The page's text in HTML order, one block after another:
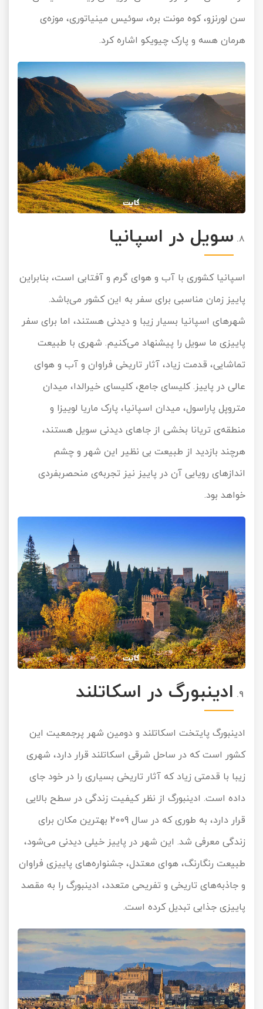
سن لورنزو، کوه مونت بره، سوئیس مینیاتوری، موزه‌ی
هرمان هسه و پارک چیویکو اشاره کرد.
سویل در اسپانیا
اسپانیا کشوری با آب و هوای گرم و آفتابی است، بنابراین
پاییز زمان مناسبی برای سفر به این کشور می‌باشد.
شهرهای اسپانیا بسیار زیبا و دیدنی هستند، اما برای سفر
پاییزی ما سویل را پیشنهاد می‌کنیم. شهری با طبیعت
تماشایی، قدمت زیاد، آثار تاریخی فراوان و آب و هوای
عالی در پاییز. کلیسای جامع، کلیسای خیرالدا، میدان
متروپل پاراسول، میدان اسپانیا، پارک ماریا لوییزا و
منطقه‌ی تریانا بخشی از جاهای دیدنی سویل هستند،
هرچند بازدید از طبیعت بی نظیر این شهر و چشم
اندازهای رویایی آن در پاییز نیز تجربه‌ی منحصربفردی
خواهد بود.
ادینبورگ در اسکاتلند
ادینبورگ پایتخت اسکاتلند و دومین شهر پرجمعیت این
کشور است که در ساحل شرقی اسکاتلند قرار دارد، شهری
زیبا با قدمتی زیاد که آثار تاریخی بسیاری را در خود جای
داده است. ادینبورگ از نظر کیفیت زندگی در سطح بالایی
قرار دارد، به طوری که در سال 2009 بهترین مکان برای
زندگی معرفی شد. این شهر در پاییز خیلی دیدنی می‌شود،
طبیعت رنگارنگ، هوای معتدل، جشنواره‌های پاییزی فراوان
و جاذبه‌های تاریخی و تفریحی متعدد، ادینبورگ را به مقصد
پاییزی جذابی تبدیل کرده است.